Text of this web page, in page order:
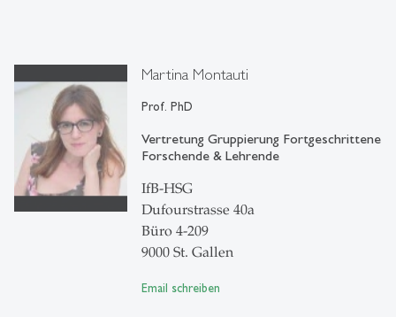
Martina Montauti
Prof. PhD
Vertretung Gruppierung Fortgeschrittene
Forschende & Lehrende
IfB-HSG
Dufourstrasse 40a
Büro 4-209
9000 St. Gallen
Email schreiben